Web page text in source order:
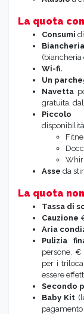
La quota
Consumi
Biancheria
(biancheria
Wi-fi.
Un
Navetta
gratuita,
Piccolo
Asse da
La quota
Tassa di
Cauzione
Aria
Pulizia
persone,
per i
essere
Secondo
Baby Kit